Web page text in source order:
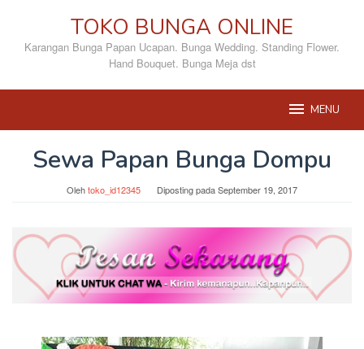
konten
TOKO BUNGA ONLINE
Karangan Bunga Papan Ucapan. Bunga Wedding. Standing Flower.
Hand Bouquet. Bunga Meja dst
MENU
Sewa Papan Bunga Dompu
Olehtoko_id12345 Diposting padaSeptember 19, 2017